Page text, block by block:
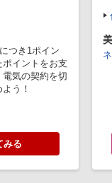
つき1ポイン
ポイントをお支
気の契約を切
う！
みる